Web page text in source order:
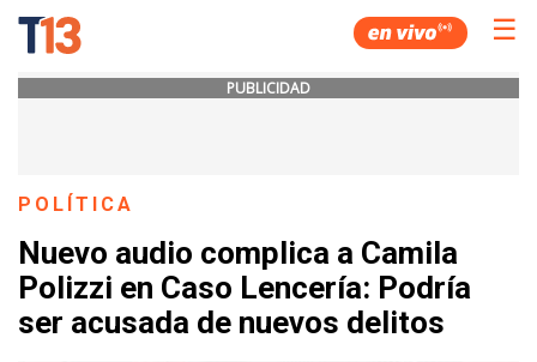
☰
PUBLICIDAD
POLÍTICA
Nuevo audio complica a Camila
Polizzi en Caso Lencería: Podría
ser acusada de nuevos delitos